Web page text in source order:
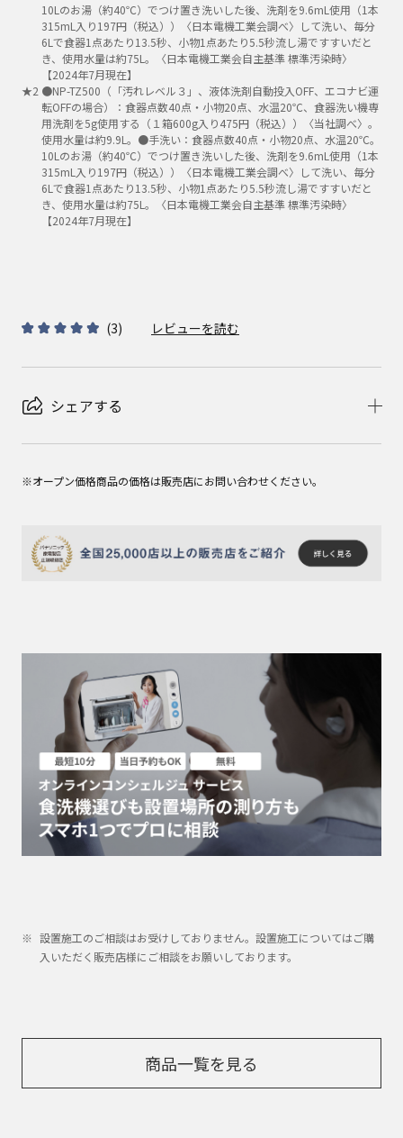
10Lのお湯（約40℃）でつけ置き洗いした後、洗剤を9.6mL使用（1本
315mL入り197円（税込））〈日本電機工業会調べ〉して洗い、毎分
6Lで食器1点あたり13.5秒、小物1点あたり5.5秒流し湯ですすいだと
き、使用水量は約75L。〈日本電機工業会自主基準 標準汚染時〉
【2024年7月現在】
★2 ●NP-TZ500（「汚れレベル３」、液体洗剤自動投入OFF、エコナビ運
転OFFの場合）：食器点数40点・小物20点、水温20℃、食器洗い機専
用洗剤を5g使用する（１箱600g入り475円（税込））〈当社調べ〉。
使用水量は約9.9L。●手洗い：食器点数40点・小物20点、水温20℃。
10Lのお湯（約40℃）でつけ置き洗いした後、洗剤を9.6mL使用（1本
315mL入り197円（税込））〈日本電機工業会調べ〉して洗い、毎分
6Lで食器1点あたり13.5秒、小物1点あたり5.5秒流し湯ですすいだと
き、使用水量は約75L。〈日本電機工業会自主基準 標準汚染時〉
【2024年7月現在】
(3) レビューを読む
シェアする
※オープン価格商品の価格は販売店にお問い合わせください。
設置施工のご相談はお受けしておりません。設置施工についてはご購
入いただく販売店様にご相談をお願いしております。
商品一覧を見る